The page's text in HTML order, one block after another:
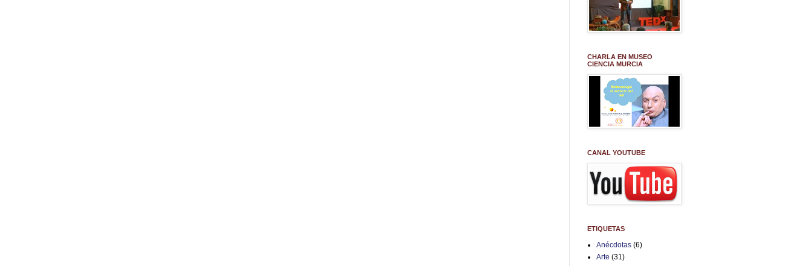
CHARLA EN MUSEO
CIENCIA MURCIA
CANAL YOUTUBE
ETIQUETAS
Anécdotas (6)
Arte (31)